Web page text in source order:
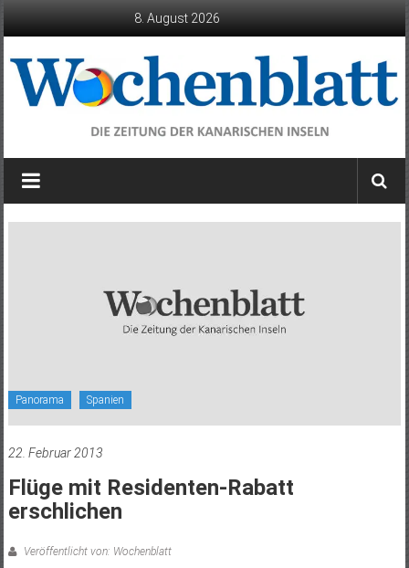
8. August 2026
Wochenblatt
die
Panorama Spanien
22. Februar 2013
Flüge mit Residenten-Rabatt
erschlichen
Veröffentlicht von: Wochenblatt